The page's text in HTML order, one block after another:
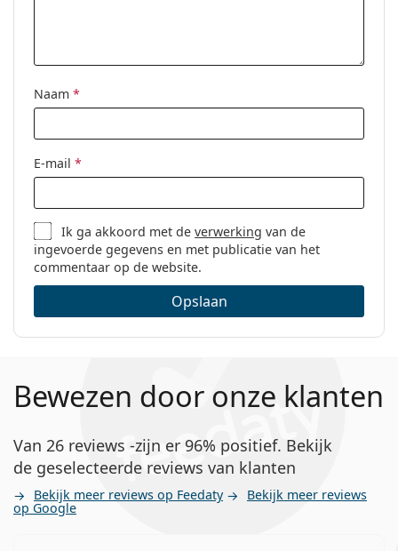
Naam *
E-mail *
Ik ga akkoord met deverwerking van de
ingevoerde gegevens en met publicatie van het
commentaar op de website.
Opslaan
Bewezen door onze klanten
Van 26 reviews -zijn er 96% positief. Bekijk
de geselecteerde reviews van klanten
Bekijk meer reviews op Feedaty Bekijk meer reviews
op Google